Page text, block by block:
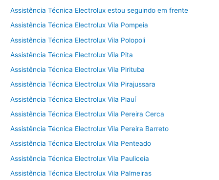
Assistência Técnica Electrolux estou seguindo em frente
Assistência Técnica Electrolux Vila Pompeia
Assistência Técnica Electrolux Vila Polopoli
Assistência Técnica Electrolux Vila Pita
Assistência Técnica Electrolux Vila Pirituba
Assistência Técnica Electrolux Vila Pirajussara
Assistência Técnica Electrolux Vila Piauí
Assistência Técnica Electrolux Vila Pereira Cerca
Assistência Técnica Electrolux Vila Pereira Barreto
Assistência Técnica Electrolux Vila Penteado
Assistência Técnica Electrolux Vila Pauliceia
Assistência Técnica Electrolux Vila Palmeiras